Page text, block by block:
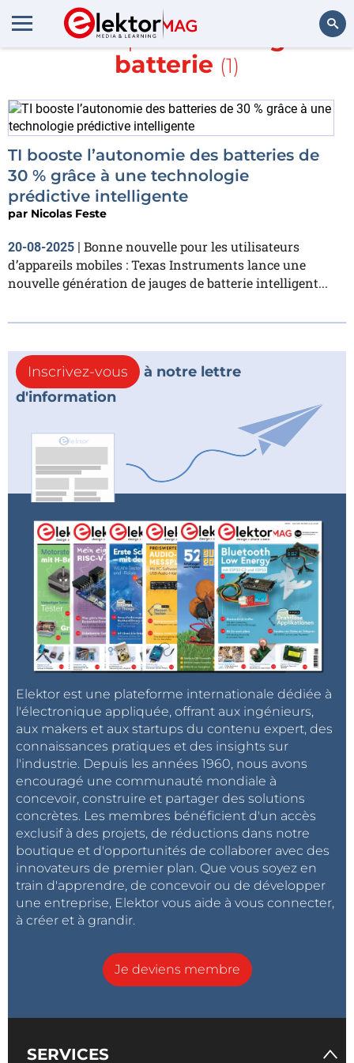
En savoir plus sur
Jauge de
batterie (1)
TI booste l’autonomie des batteries de
30 % grâce à une technologie
prédictive intelligente
par Nicolas Feste
20-08-2025 | Bonne nouvelle pour les utilisateurs
d’appareils mobiles : Texas Instruments lance une
nouvelle génération de jauges de batterie intelligent...
Inscrivez-vous
à notre lettre
d'information
Elektor est une plateforme internationale dédiée à
l'électronique appliquée, offrant aux ingénieurs,
aux makers et aux startups du contenu expert, des
connaissances pratiques et des insights sur
l'industrie. Depuis les années 1960, nous avons
encouragé une communauté mondiale à
concevoir, construire et partager des solutions
concrètes. Les membres bénéficient d'un accès
exclusif à des projets, de réductions dans notre
boutique et d'opportunités de collaborer avec des
innovateurs de premier plan. Que vous soyez en
train d'apprendre, de concevoir ou de développer
une entreprise, Elektor vous aide à vous connecter,
à créer et à grandir.
Je deviens membre
SERVICES